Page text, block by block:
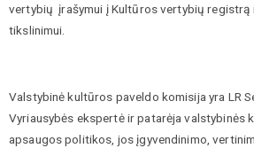
vertybių įrašymui į Kultūros vertybių registrą
tikslinimui.
Valstybinė kultūros paveldo komisija yra LR
Vyriausybės ekspertė ir patarėja valstybinės
apsaugos politikos, jos įgyvendinimo,